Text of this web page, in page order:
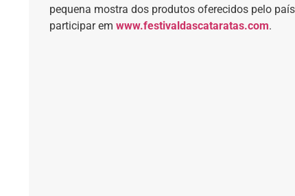
pequena mostra dos produtos oferecidos pelo
participar em www.festivaldascataratas.com.